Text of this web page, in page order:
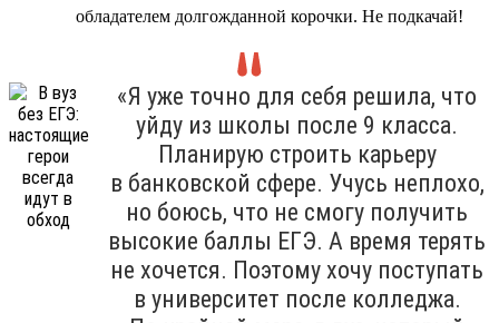
обладателем долгожданной корочки. Не подкачай!
«Я уже точно для себя решила, что
уйду из школы после 9 класса.
Планирую строить карьеру
в банковской сфере. Учусь неплохо,
но боюсь, что не смогу получить
высокие баллы ЕГЭ. А время терять
не хочется. Поэтому хочу поступать
в университет после колледжа.